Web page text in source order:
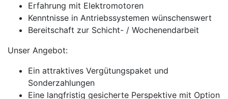
Erfahrung mit Elektromotoren
Kenntnisse in Antriebssystemen wünschenswert
Bereitschaft zur Schicht- / Wochenendarbeit
Unser Angebot:
Ein attraktives Vergütungspaket und
Sonderzahlungen
Eine langfristig gesicherte Perspektive mit Option